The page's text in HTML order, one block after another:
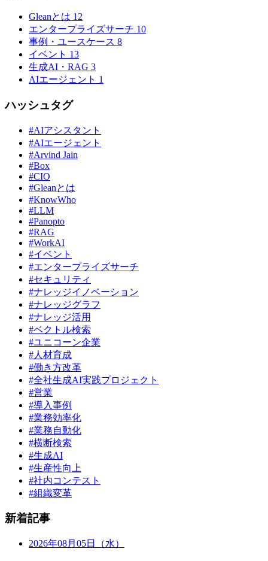
Gleanとは 12
エンタープライズサーチ 10
事例・ユースケース 8
イベント 13
生成AI・RAG 3
AIエージェント 1
ハッシュタグ
#AIアシスタント
#AIエージェント
#Arvind Jain
#Box
#CIO
#Gleanとは
#KnowWho
#LLM
#Panopto
#RAG
#WorkAI
#イベント
#エンタープライズサーチ
#セキュリティ
#ナレッジイノベーション
#ナレッジグラフ
#ナレッジ活用
#ベクトル検索
#ユニコーン企業
#人材育成
#働き方改革
#全社生成AI実践プロジェクト
#営業
#導入事例
#業務効率化
#業務自動化
#横断検索
#生成AI
#生産性向上
#社内コンテスト
#組織変革
新着記事
2026年08月05日（水）